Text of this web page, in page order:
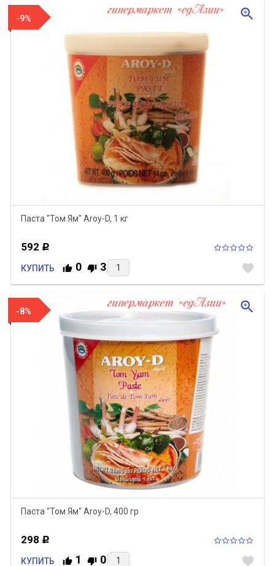
-9%
Паста "Том Ям" Aroy-D, 1 кг
592 Р
КУПИТЬ 0 3 favorite
zoom_in
-8%
Паста "Том Ям" Aroy-D, 400 гр
298 Р
КУПИТЬ 1 0 favorite
zoom_in